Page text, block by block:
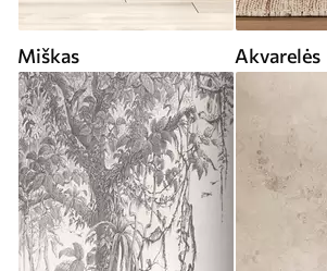
Miškas Akvarelės